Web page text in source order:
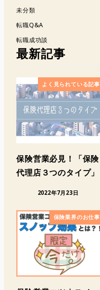
未分類
転職Q&A
転職成功談
最新記事
よく見られている記事
保険営業必見！「保険
代理店３つのタイプ」
2022年7月23日
保険業界のお仕事